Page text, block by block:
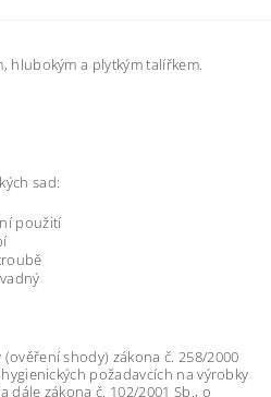
hlubokým a plytkým talířkem.
sad:
použití
shody) zákona č. 258/2000
požadavcích na výrobky
dále zákona č. 102/2001 Sb., o